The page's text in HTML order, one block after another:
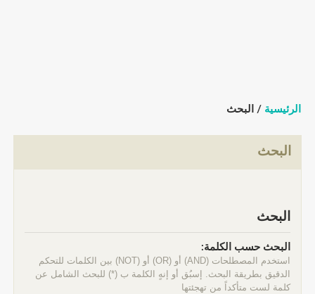
الرئيسية / البحث
البحث
البحث
البحث حسب الكلمة:
استخدم المصطلحات (AND) أو (OR) أو (NOT) بين الكلمات للتحكم
الدقيق بطريقة البحث. إسبُق أو إنهٍ الكلمة ب (*) للبحث الشامل عن
كلمة لست متأكداً من تهجئتها